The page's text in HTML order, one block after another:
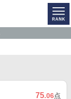
75.06点